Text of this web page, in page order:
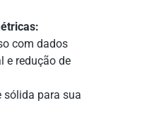
com dados
e redução de
sólida para sua